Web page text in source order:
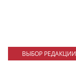
ВЫБОР РЕДАКЦИИ